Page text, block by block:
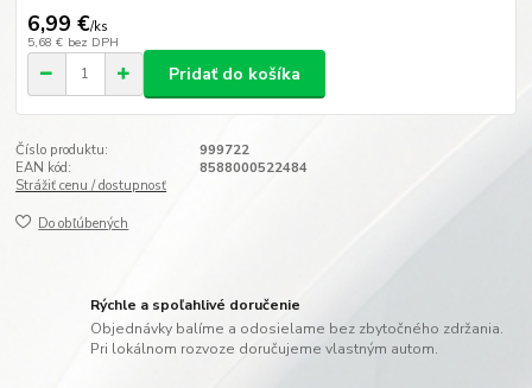
6,99 €/ks
5,68 € bez DPH
Pridať do košíka
Číslo produktu:
999722
EAN kód:
8588000522484
Strážiť cenu / dostupnosť
Do obľúbených
Rýchle a spoľahlivé doručenie
Objednávky balíme a odosielame bez zbytočného zdržania.
Pri lokálnom rozvoze doručujeme vlastným autom.